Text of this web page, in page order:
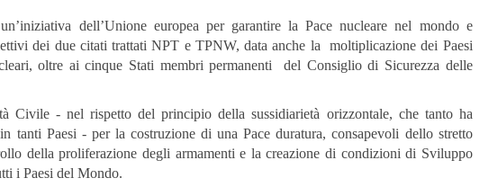
dell’Unione europea per garantire la Pace nucleare nel mondo e
dei due citati trattati NPT e TPNW, data anche la moltiplicazione dei Paesi
oltre ai cinque Stati membri permanenti del Consiglio di Sicurezza delle
Civile - nel rispetto del principio della sussidiarietà orizzontale, che tanto ha
tanti Paesi - per la costruzione di una Pace duratura, consapevoli dello stretto
della proliferazione degli armamenti e la creazione di condizioni di Sviluppo
i Paesi del Mondo.